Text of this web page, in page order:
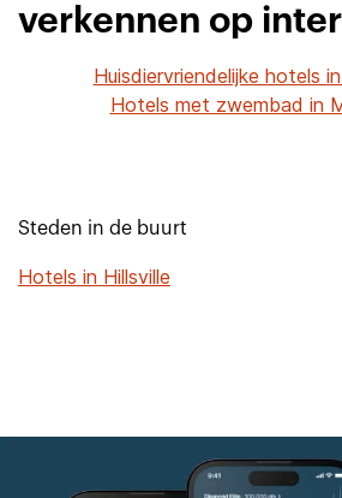
verkennen op
Huisdiervriendelijke hotels
Hotels met zwembad in
Steden in de buurt
Hotels in Hillsville